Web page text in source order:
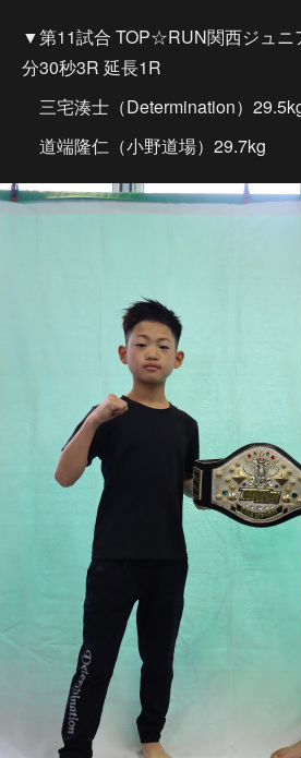
▼第11試合 TOP☆RUN関西ジュニ
分30秒3R 延長1R
三宅湊士（Determination）
道端隆仁（小野道場）29.7kg